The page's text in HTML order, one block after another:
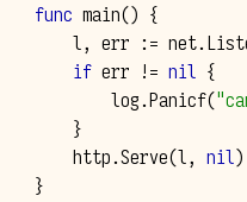
func main() {
l, err := net.
if err != nil {
log.Panicf(
}
http.Serve(l, nil)
}